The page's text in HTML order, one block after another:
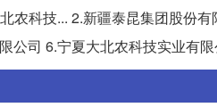
农科技... 2.新疆泰昆集团股份
司 6.宁夏大北农科技实业有限